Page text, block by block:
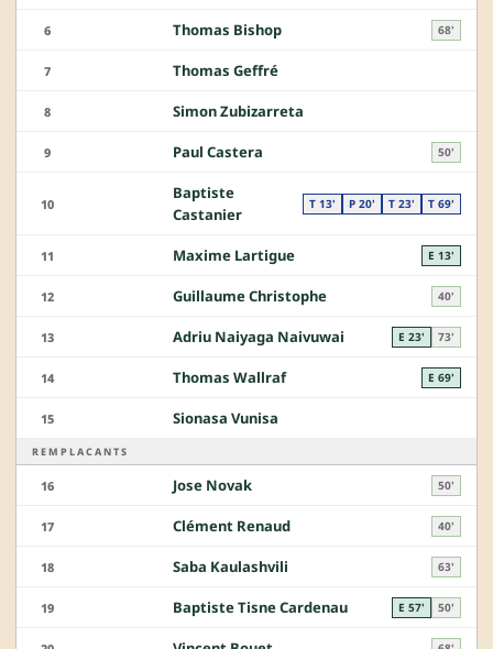
6 Thomas Bishop 68'
7 Thomas Geffré
8 Simon Zubizarreta
9 Paul Castera 50'
10
Baptiste
Castanier
T 13' P 20' T 23' T 69'
11 Maxime Lartigue E 13'
12 Guillaume Christophe 40'
13 Adriu Naiyaga Naivuwai E 23' 73'
14 Thomas Wallraf E 69'
15 Sionasa Vunisa
REMPLACANTS
16 Jose Novak 50'
17 Clément Renaud 40'
18 Saba Kaulashvili 63'
19 Baptiste Tisne Cardenau E 57' 50'